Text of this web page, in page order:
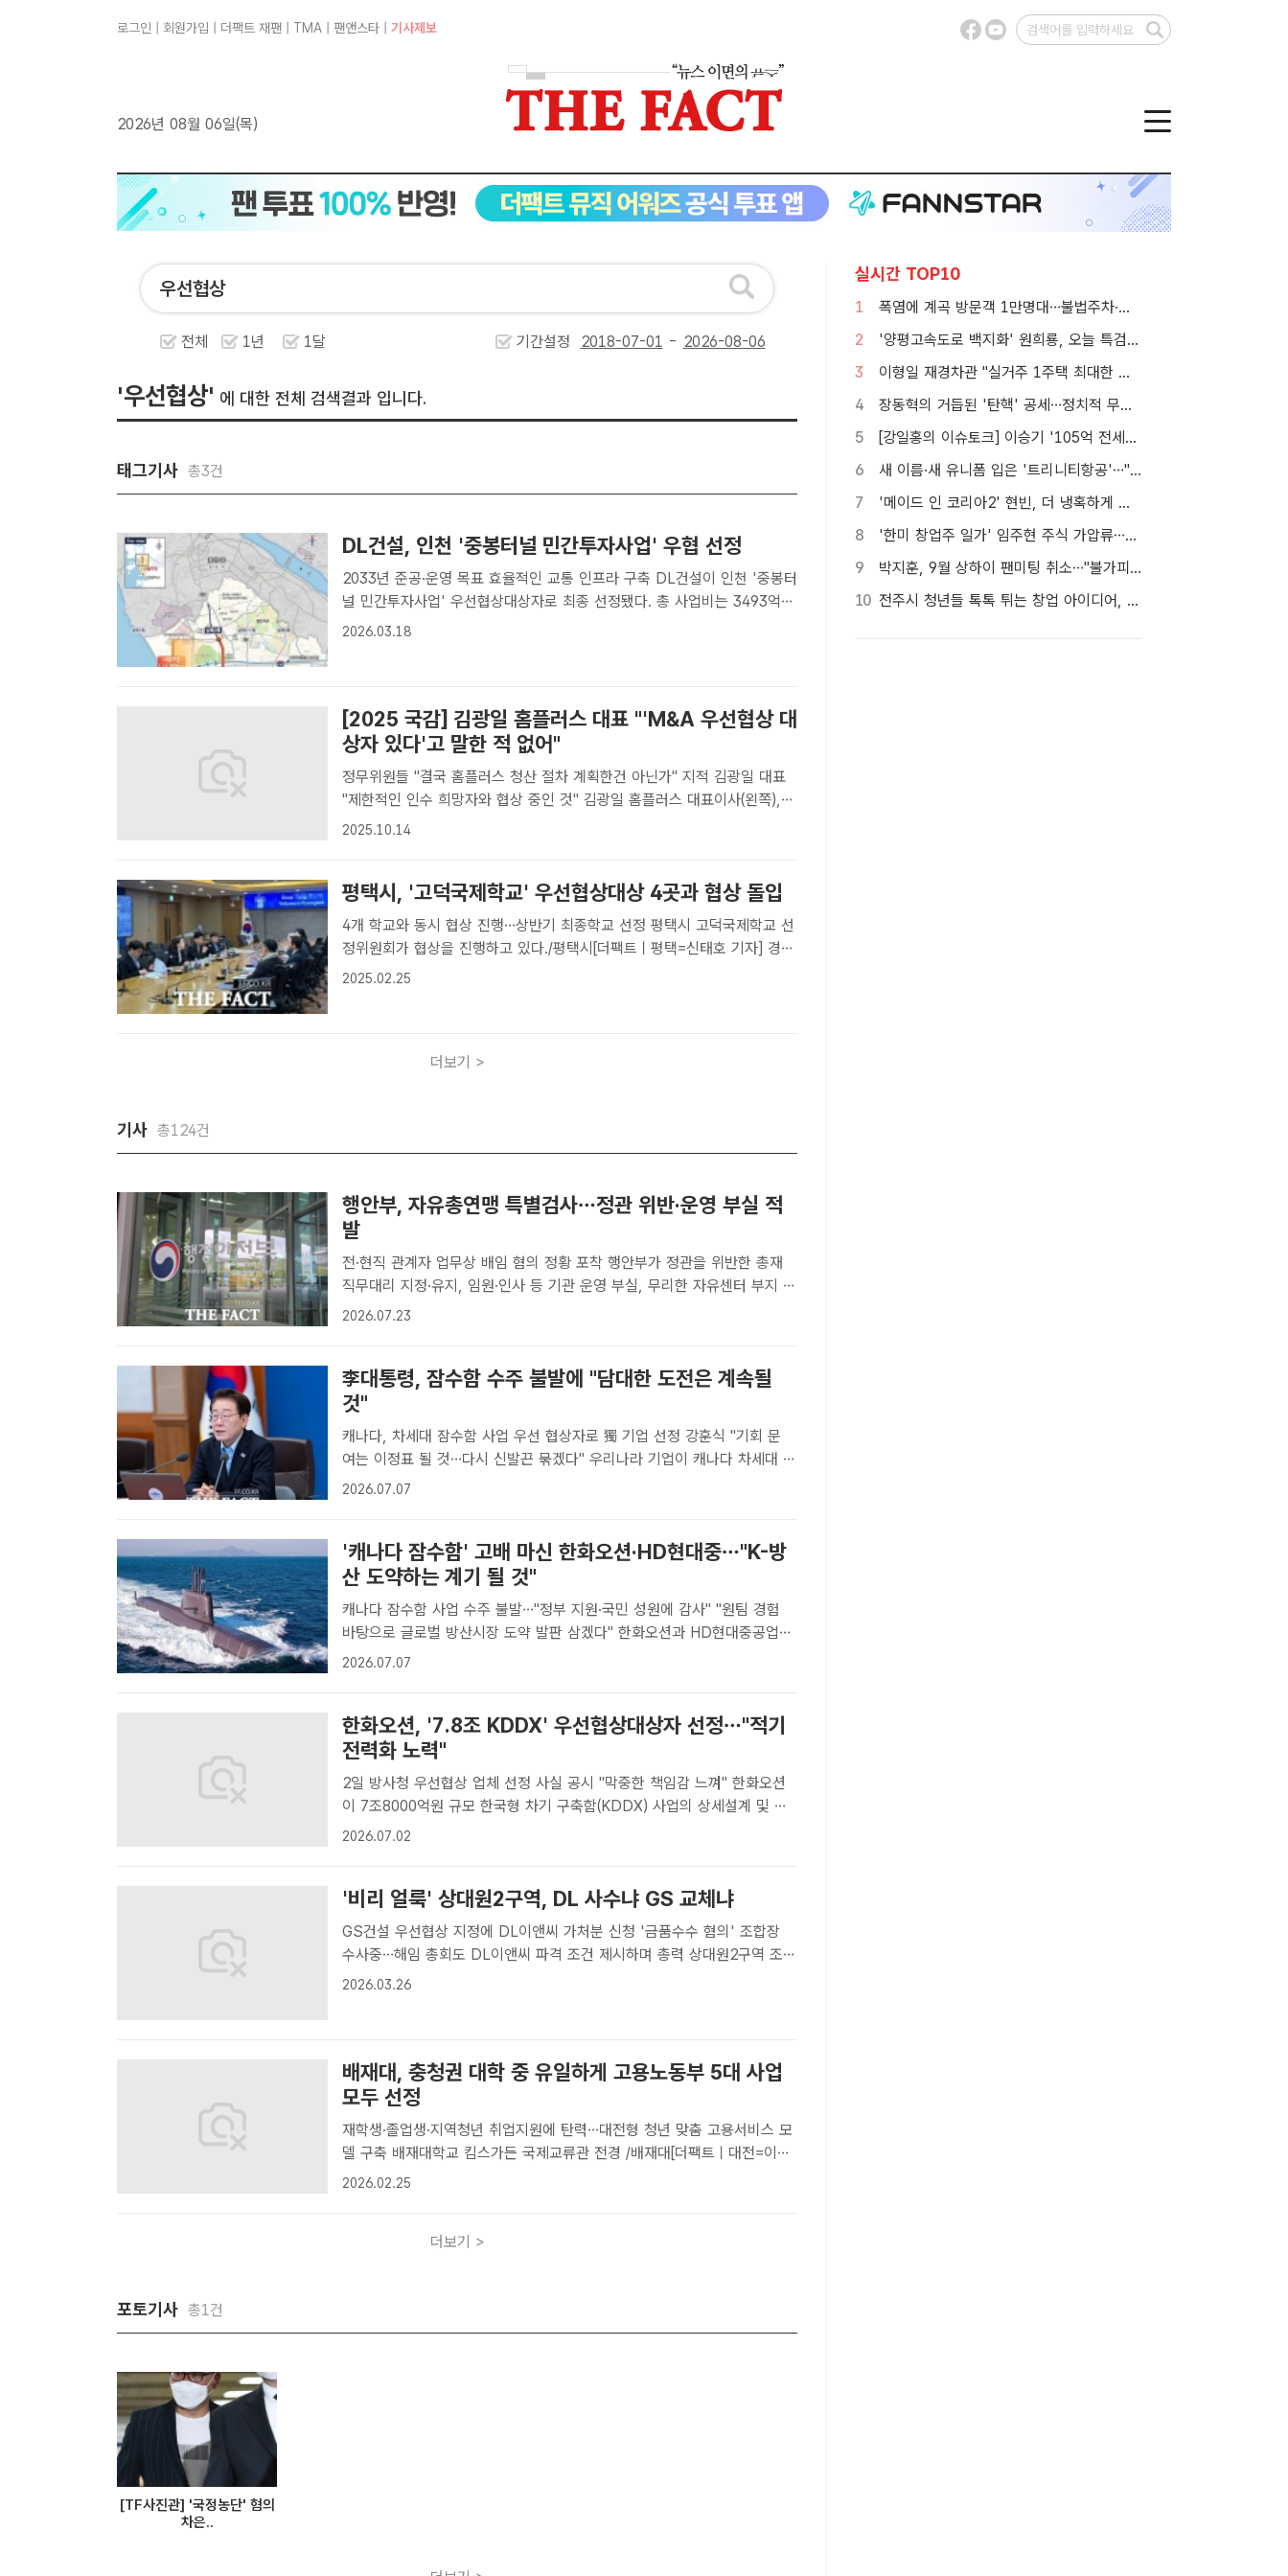
로그인 회원가입 더팩트 재팬 TMA 팬앤스타 기사제보
2026년 08월 06일(목)
전체 1년 1달 기간설정 -
'우선협상' 에 대한 전체 검색결과 입니다.
태그기사 총3건
DL건설, 인천 '중봉터널 민간투자사업' 우협 선정
2033년 준공·운영 목표 효율적인 교통 인프라 구축 DL건설이 인천 '중봉터
널 민간투자사업' 우선협상대상자로 최종 선정됐다. 총 사업비는 3493억원
이다. /DL건설[더팩트｜이중삼 기자] DL건설은 '중봉터널 민간투자사업'
2026.03.18
[2025 국감] 김광일 홈플러스 대표 "'M&A 우선협상 대
상자 있다'고 말한 적 없어"
정무위원들 "결국 홈플러스 청산 절차 계획한건 아닌가" 지적 김광일 대표
"제한적인 인수 희망자와 협상 중인 것" 김광일 홈플러스 대표이사(왼쪽),
김병주MBK 파트너스 회장이 출석해 질의 답변을 하고 있다. /국회=남윤호
2025.10.14
평택시, '고덕국제학교' 우선협상대상 4곳과 협상 돌입
4개 학교와 동시 협상 진행…상반기 최종학교 선정 평택시 고덕국제학교 선
정위원회가 협상을 진행하고 있다./평택시[더팩트ㅣ평택=신태호 기자] 경기
평택시는 고덕국제학교 유치를 위해 해외 4개 학교와 본격 협상에 들어간
2025.02.25
더보기 >
기사 총124건
행안부, 자유총연맹 특별검사…정관 위반·운영 부실 적
발
전·현직 관계자 업무상 배임 혐의 정황 포착 행안부가 정관을 위반한 총재
직무대리 지정·유지, 임원·인사 등 기관 운영 부실, 무리한 자유센터 부지 개
발·운영 사업 추진을 통한 특혜 제공 정황 등을 적발했다. /정소양 기자[더팩
2026.07.23
李대통령, 잠수함 수주 불발에 "담대한 도전은 계속될
것"
캐나다, 차세대 잠수함 사업 우선 협상자로 獨 기업 선정 강훈식 "기회 문
여는 이정표 될 것…다시 신발끈 묶겠다" 우리나라 기업이 캐나다 차세대 잠
수입 도입 사업 우선협상 대상자 선정에 불발된 가운데 이재명 대통령은 7
2026.07.07
'캐나다 잠수함' 고배 마신 한화오션·HD현대중…"K-방
산 도약하는 계기 될 것"
캐나다 잠수함 사업 수주 불발…"정부 지원·국민 성원에 감사" "원팀 경험
바탕으로 글로벌 방산시장 도약 발판 삼겠다" 한화오션과 HD현대중공업이
60조원 규모의 캐나다 차세대 잠수함 도입 사업(CPSP) 수주 실패에 입장
2026.07.07
한화오션, '7.8조 KDDX' 우선협상대상자 선정…"적기
전력화 노력"
2일 방사청 우선협상 업체 선정 사실 공시 "막중한 책임감 느껴" 한화오션
이 7조8000억원 규모 한국형 차기 구축함(KDDX) 사업의 상세설계 및 선
도함 건조 우선협상대상자로 확정됐다. 사진은 한화오션의 KDDX 조감도. /
2026.07.02
'비리 얼룩' 상대원2구역, DL 사수냐 GS 교체냐
GS건설 우선협상 지정에 DL이앤씨 가처분 신청 '금품수수 혐의' 조합장
수사중…해임 총회도 DL이앤씨 파격 조건 제시하며 총력 상대원2구역 조합
은 다음달 11일 정기총회를 열고 GS건설 시공사 선정 안건을 상정할 예정
2026.03.26
배재대, 충청권 대학 중 유일하게 고용노동부 5대 사업
모두 선정
재학생·졸업생·지역청년 취업지원에 탄력…대전형 청년 맞춤 고용서비스 모
델 구축 배재대학교 킴스가든 국제교류관 전경 /배재대[더팩트ㅣ대전=이병
수 기자] 배재대학교가 재학생·졸업생·지역청년 취업지원에 탄력을 받게 됐
2026.02.25
더보기 >
포토기사 총1건
[TF사진관] '국정농단' 혐의
차은..
실시간 TOP10
1
폭염에 계곡 방문객 1만명대…불법주차·쓰레기는 골치
2
'양평고속도로 백지화' 원희룡, 오늘 특검 2차 피의자 조사
3
이형일 재경차관 "실거주 1주택 최대한 보호…공급대책 곧 발표"
4
장동혁의 거듭된 '탄핵' 공세…정치적 무게감은 뚝
5
[강일홍의 이슈토크] 이승기 '105억 전세금' 비상…오늘 만기, 돌려받을 수 있나?
6
새 이름·새 유니폼 입은 '트리니티항공'…"고객 경험 바꾼다"[TF현장]
7
'메이드 인 코리아2' 현빈, 더 냉혹하게 더 커진 욕망으로
8
'한미 창업주 일가' 임주현 주식 가압류…신동국 "4자 협약 위반"
9
박지훈, 9월 상하이 팬미팅 취소…"불가피한 사정"
10
전주시 청년들 톡톡 튀는 창업 아이디어, 지역 상권에 활력 더한다